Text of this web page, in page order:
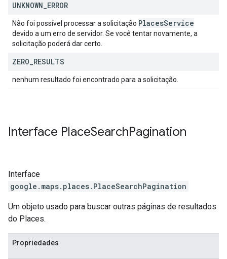
UNKNOWN ERROR
Não foi possível processar a solicitação PlacesService
devido a um erro de servidor. Se você tentar novamente, a
solicitação poderá dar certo.
ZERO RESULTS
nenhum resultado foi encontrado para a solicitação.
Interface PlaceSearchPagination
Interface
google.maps.places. PlaceSearchPagination
Um objeto usado para buscar outras páginas de resultados
do Places.
Propriedades